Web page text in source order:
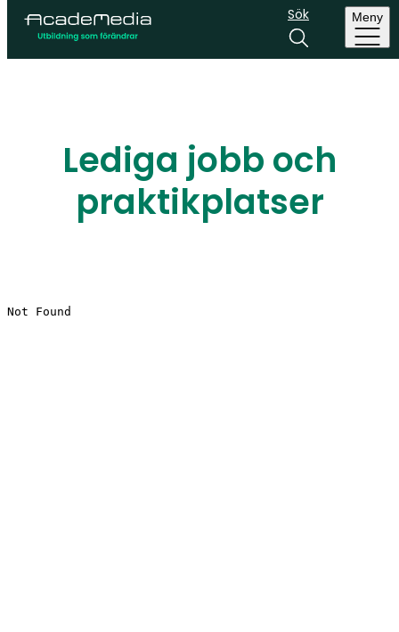
Sök Meny
Lediga jobb och
praktikplatser